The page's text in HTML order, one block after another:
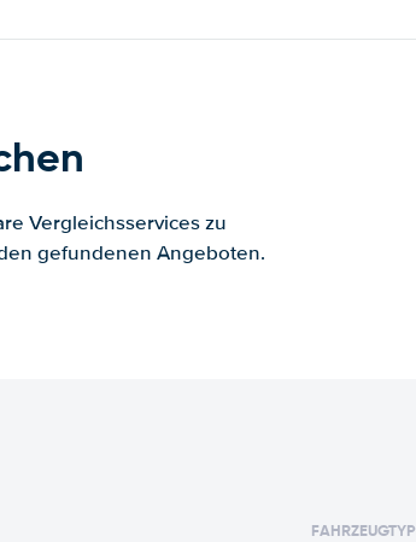
Vergleichsservices zu
gefundenen Angeboten.
FAHRZEUGTYP